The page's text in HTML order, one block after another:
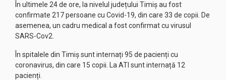
În ultimele 24 de ore, la nivelul județului Timiș au fost
confirmate 217 persoane cu Covid-19, din care 33 de copii. De
asemenea, un cadru medical a fost confirmat cu virusul
SARS-Cov2.
În spitalele din Timiș sunt internați 95 de pacienți cu
coronavirus, din care 15 copii. La ATI sunt internață 12
pacienți.